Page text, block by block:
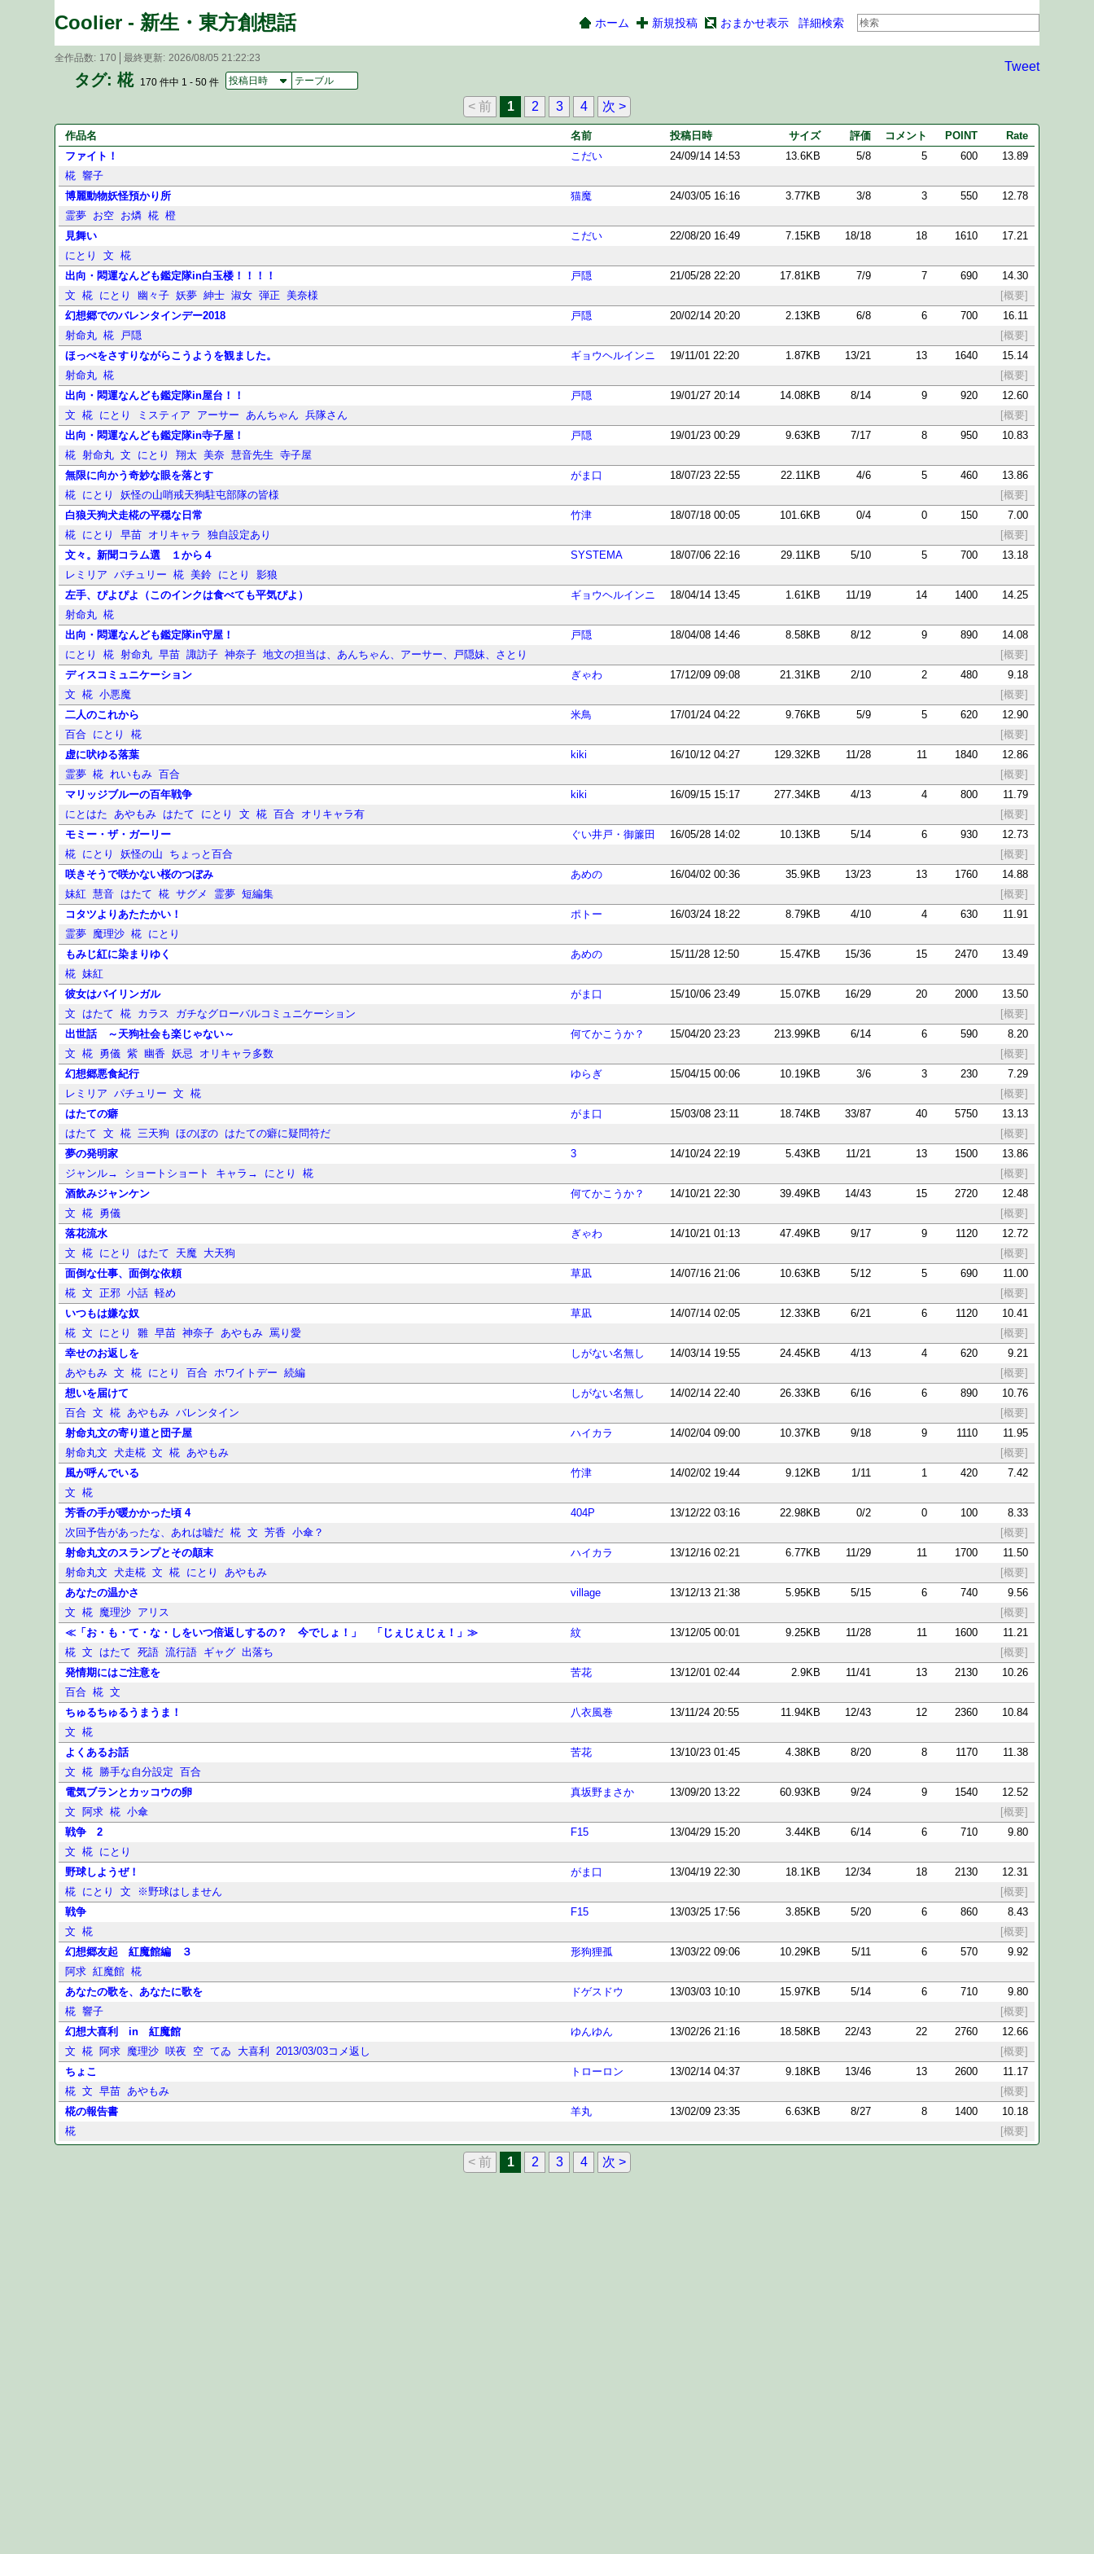
Coolier - 新生・東方創想話 ホーム 新規投稿 おまかせ表示 詳細検索
タグ: 椛 170 件中 1 - 50 件 投稿日時 テーブル
全作品数 170 最終更新 2026/08/05 21:22:23
Tweet
< 前 1 2 3 4 次 >
作品名 名前 投稿日時 サイズ 評価 コメント POINT
Rate
ファイト！
こだい 24/09/14 14:53 13.6KB 5/8 5 600
13.89
椛 響子
博麗動物妖怪預かり所
猫魔 24/03/05 16:16 3.77KB 3/8 3 550
12.78
霊夢 お空 お燐 椛 橙
見舞い
こだい 22/08/20 16:49 7.15KB 18/18 18 1610
17.21
にとり
文
椛
出向・悶運なんども鑑定隊in白玉楼！！！！
戸隠 21/05/28 22:20 17.81KB 7/9 7 690
14.30
[概要]
文 椛 にとり 幽々子 妖夢 紳士 淑女 弾正
美奈様
幻想郷でのバレンタインデー2018
戸隠 20/02/14 20:20 2.13KB 6/8 6 700
16.11
[概要]
射命丸 椛
戸隠
ほっぺをさすりながらこうようを観ました。
ギョウヘルインニ 19/11/01 22:20 1.87KB 13/21 13 1640
15.14
[概要]
射命丸 椛
出向・悶運なんども鑑定隊in屋台！！
戸隠 19/01/27 20:14 14.08KB 8/14 9 920
12.60
[概要]
文 椛 にとり ミスティア アーサー あんちゃん
兵隊さん
出向・悶運なんども鑑定隊in寺子屋！
戸隠 19/01/23 00:29 9.63KB 7/17 8 950
10.83
椛 射命丸 文 にとり 翔太 美奈 慧音先生
寺子屋
無限に向かう奇妙な眼を落とす
がま口 18/07/23 22:55 22.11KB 4/6 5 460
13.86
[概要]
椛 にとり
妖怪の山哨戒天狗駐屯部隊の皆様
白狼天狗犬走椛の平穏な日常
竹津 18/07/18 00:05 101.6KB 0/4 0 150
7.00
[概要]
椛 にとり 早苗 オリキャラ
独自設定あり
文々。新聞コラム選 １から４
SYSTEMA 18/07/06 22:16 29.11KB 5/10 5 700
13.18
レミリア
パチュリー 椛 美鈴 にとり
影狼
左手、ぴよぴよ（このインクは食べても平気ぴよ）
ギョウヘルインニ 18/04/14 13:45 1.61KB 11/19 14 1400
14.25
射命丸 椛
出向・悶運なんども鑑定隊in守屋！
戸隠 18/04/08 14:46 8.58KB 8/12 9 890
14.08
[概要]
にとり 椛 射命丸 早苗 諏訪子 神奈子 地文の担当は、あんちゃん、アーサー、戸隠妹、さとり
ディスコミュニケーション
ぎゃわ 17/12/09 09:08 21.31KB 2/10 2 480
9.18
[概要]
文 椛 小悪魔
二人のこれから
米鳥 17/01/24 04:22 9.76KB 5/9 5 620
12.90
[概要]
百合 にとり
椛
虚に吠ゆる落葉
kiki 16/10/12 04:27 129.32KB 11/28 11 1840
12.86
[概要]
霊夢 椛 れいもみ 百合
マリッジブルーの百年戦争
kiki 16/09/15 15:17 277.34KB 4/13 4 800
11.79
[概要]
にとはた あやもみ はたて にとり 文 椛 百合 オリキャラ有
モミー・ザ・ガーリー
ぐい井戸・御簾田 16/05/28 14:02 10.13KB 5/14 6 930
12.73
[概要]
椛 にとり 妖怪の山
ちょっと百合
咲きそうで咲かない桜のつぼみ
あめの 16/04/02 00:36 35.9KB 13/23 13 1760
14.88
[概要]
妹紅 慧音 はたて 椛 サグメ 霊夢 短編集
コタツよりあたたかい！
ポトー 16/03/24 18:22 8.79KB 4/10 4 630
11.91
霊夢 魔理沙 椛 にとり
もみじ紅に染まりゆく
あめの 15/11/28 12:50 15.47KB 15/36 15 2470
13.49
椛 妹紅
彼女はバイリンガル
がま口 15/10/06 23:49 15.07KB 16/29 20 2000
13.50
[概要]
文 はたて 椛 カラス
ガチなグローバルコミュニケーション
出世話 ～天狗社会も楽じゃない～
何てかこうか？ 15/04/20 23:23 213.99KB 6/14 6 590
8.20
[概要]
文 椛 勇儀 紫 幽香 妖忌
オリキャラ多数
幻想郷悪食紀行
ゆらぎ 15/04/15 00:06 10.19KB 3/6 3 230
7.29
[概要]
レミリア パチュリー 文
椛
はたての癖
がま口 15/03/08 23:11 18.74KB 33/87 40 5750
13.13
[概要]
はたて 文 椛 三天狗 ほのぼの はたての癖に疑問符だ
夢の発明家
3 14/10/24 22:19 5.43KB 11/21 13 1500
13.86
[概要]
ジャンル→ ショートショート キャラ→ にとり
椛
酒飲みジャンケン
何てかこうか？ 14/10/21 22:30 39.49KB 14/43 15 2720
12.48
[概要]
文 椛 勇儀
落花流水
ぎゃわ 14/10/21 01:13 47.49KB 9/17 9 1120
12.72
[概要]
文 椛 にとり はたて 天魔 大天狗
面倒な仕事、面倒な依頼
草凪 14/07/16 21:06 10.63KB 5/12 5 690
11.00
[概要]
椛 文 正邪 小話 軽め
いつもは嫌な奴
草凪 14/07/14 02:05 12.33KB 6/21 6 1120
10.41
[概要]
椛 文 にとり 雛 早苗 神奈子 あやもみ 罵り愛
幸せのお返しを
しがない名無し 14/03/14 19:55 24.45KB 4/13 4 620
9.21
[概要]
あやもみ 文 椛 にとり 百合 ホワイトデー
続編
想いを届けて
しがない名無し 14/02/14 22:40 26.33KB 6/16 6 890
10.76
[概要]
百合 文 椛 あやもみ バレンタイン
射命丸文の寄り道と団子屋
ハイカラ 14/02/04 09:00 10.37KB 9/18 9 1110
11.95
[概要]
射命丸文 犬走椛 文 椛 あやもみ
風が呼んでいる
竹津 14/02/02 19:44 9.12KB 1/11 1 420
7.42
文
椛
芳香の手が暖かかった頃 4
404P 13/12/22 03:16 22.98KB 0/2 0 100
8.33
[概要]
次回予告があったな、あれは嘘だ 椛 文 芳香
小傘？
射命丸文のスランプとその顛末
ハイカラ 13/12/16 02:21 6.77KB 11/29 11 1700
11.50
[概要]
射命丸文 犬走椛 文 椛 にとり
あやもみ
あなたの温かさ
village 13/12/13 21:38 5.95KB 5/15 6 740
9.56
[概要]
文 椛 魔理沙 アリス
≪「お・も・て・な・しをいつ倍返しするの？ 今でしょ！」 「じぇじぇじぇ！」≫
紋 13/12/05 00:01 9.25KB 11/28 11 1600
11.21
[概要]
椛 文 はたて 死語 流行語 ギャグ 出落ち
発情期にはご注意を
苦花 13/12/01 02:44 2.9KB 11/41 13 2130
10.26
百合 椛 文
ちゅるちゅるうまうま！
八衣風巻 13/11/24 20:55 11.94KB 12/43 12 2360
10.84
文
椛
よくあるお話
苦花 13/10/23 01:45 4.38KB 8/20 8 1170
11.38
文
椛 勝手な自分設定
百合
電気ブランとカッコウの卵
真坂野まさか 13/09/20 13:22 60.93KB 9/24 9 1540
12.52
[概要]
文 阿求 椛 小傘
戦争 2
F15 13/04/29 15:20 3.44KB 6/14 6 710
9.80
文
椛 にとり
野球しようぜ！
がま口 13/04/19 22:30 18.1KB 12/34 18 2130
12.31
[概要]
椛 にとり 文
※野球はしません
戦争
F15 13/03/25 17:56 3.85KB 5/20 6 860
8.43
[概要]
文
椛
幻想郷友起 紅魔館編 ３
形狗狸孤 13/03/22 09:06 10.29KB 5/11 6 570
9.92
阿求 紅魔館 椛
あなたの歌を、あなたに歌を
ドゲスドウ 13/03/03 10:10 15.97KB 5/14 6 710
9.80
[概要]
椛 響子
幻想大喜利 in 紅魔館
ゆんゆん 13/02/26 21:16 18.58KB 22/43 22 2760
12.66
[概要]
文 椛 阿求 魔理沙 咲夜 空 てゐ 大喜利
2013/03/03コメ返し
ちょこ
トローロン 13/02/14 04:37 9.18KB 13/46 13 2600
11.17
[概要]
椛 文 早苗 あやもみ
椛の報告書
羊丸 13/02/09 23:35 6.63KB 8/27 8 1400
10.18
[概要]
椛
< 前 1 2 3 4 次 >